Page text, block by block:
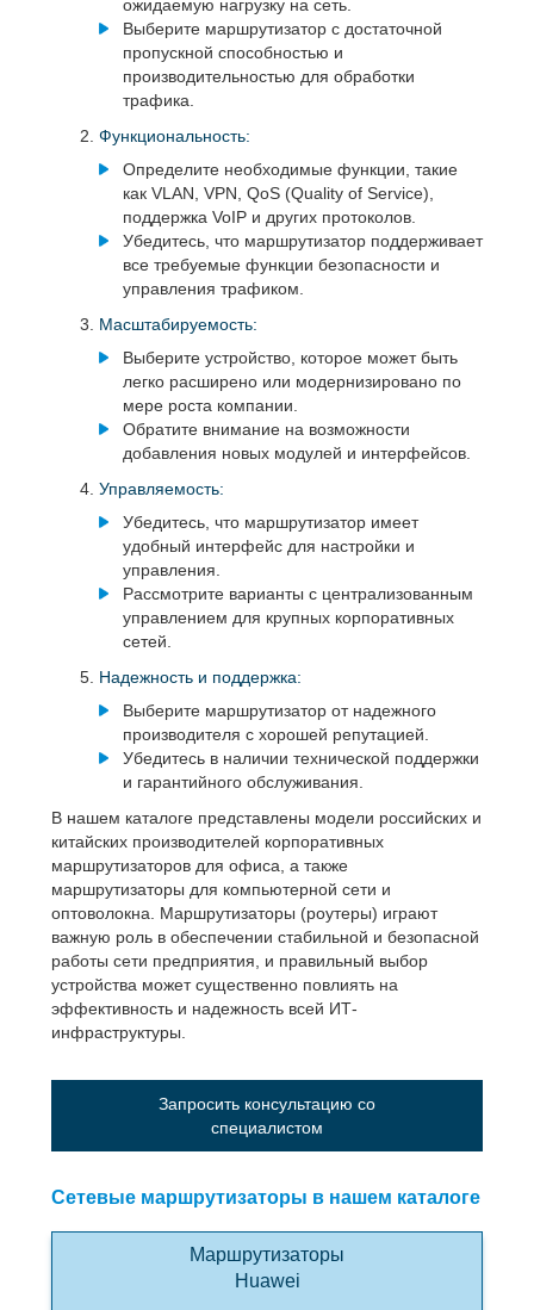
ожидаемую нагрузку на сеть.
Выберите маршрутизатор с достаточной
пропускной способностью и
производительностью для обработки
трафика.
Функциональность:
Определите необходимые функции, такие
как VLAN, VPN, QoS (Quality of Service),
поддержка VoIP и других протоколов.
Убедитесь, что маршрутизатор поддерживает
все требуемые функции безопасности и
управления трафиком.
Масштабируемость:
Выберите устройство, которое может быть
легко расширено или модернизировано по
мере роста компании.
Обратите внимание на возможности
добавления новых модулей и интерфейсов.
Управляемость:
Убедитесь, что маршрутизатор имеет
удобный интерфейс для настройки и
управления.
Рассмотрите варианты с централизованным
управлением для крупных корпоративных
сетей.
Надежность и поддержка:
Выберите маршрутизатор от надежного
производителя с хорошей репутацией.
Убедитесь в наличии технической поддержки
и гарантийного обслуживания.
В нашем каталоге представлены модели российских и
китайских производителей корпоративных
маршрутизаторов для офиса, а также
маршрутизаторы для компьютерной сети и
оптоволокна. Маршрутизаторы (роутеры) играют
важную роль в обеспечении стабильной и безопасной
работы сети предприятия, и правильный выбор
устройства может существенно повлиять на
эффективность и надежность всей ИТ-
инфраструктуры.
Запросить консультацию со
специалистом
Сетевые маршрутизаторы в нашем каталоге
Маршрутизаторы
Huawei